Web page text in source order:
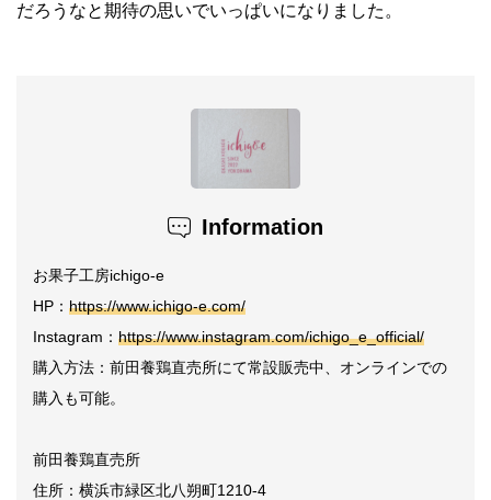
だろうなと期待の思いでいっぱいになりました。
Information
お果子工房ichigo-e
HP： https://www.ichigo-e.com/
Instagram： https://www.instagram.com/ichigo_e_official/
購入方法：前田養鶏直売所にて常設販売中、オンラインでの
購入も可能。
前田養鶏直売所
住所：横浜市緑区北八朔町1210-4